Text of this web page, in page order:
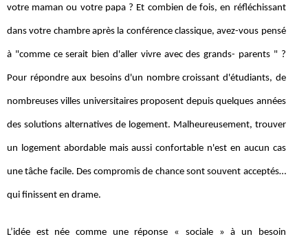
votre maman ou votre papa ? Et combien de fois, en réfléchissant
dans votre chambre après la conférence classique, avez-vous pensé
à "comme ce serait bien d'aller vivre avec des grands- parents " ?
Pour répondre aux besoins d'un nombre croissant d'étudiants, de
nombreuses villes universitaires proposent depuis quelques années
des solutions alternatives de logement. Malheureusement, trouver
un logement abordable mais aussi confortable n'est en aucun cas
une tâche facile. Des compromis de chance sont souvent acceptés…
qui finissent en drame.
L’idée est née comme une réponse « sociale » à un besoin